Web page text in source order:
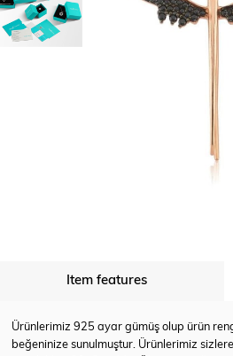
Item features
Ürünlerimiz 925 ayar gümüş olup ürün
beğeninize sunulmuştur. Ürünlerimiz